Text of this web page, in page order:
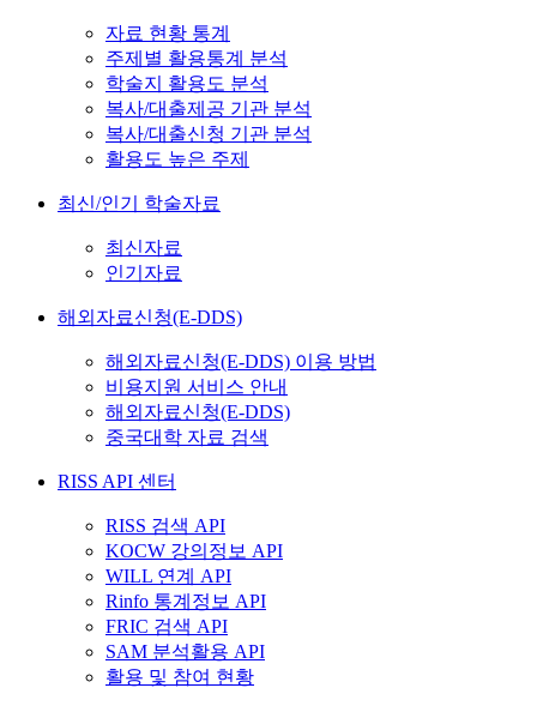
자료 현황 통계
주제별 활용통계 분석
학술지 활용도 분석
복사/대출제공 기관 분석
복사/대출신청 기관 분석
활용도 높은 주제
최신/인기 학술자료
최신자료
인기자료
해외자료신청(E-DDS)
해외자료신청(E-DDS) 이용 방법
비용지원 서비스 안내
해외자료신청(E-DDS)
중국대학 자료 검색
RISS API 센터
RISS 검색 API
KOCW 강의정보 API
WILL 연계 API
Rinfo 통계정보 API
FRIC 검색 API
SAM 분석활용 API
활용 및 참여 현황